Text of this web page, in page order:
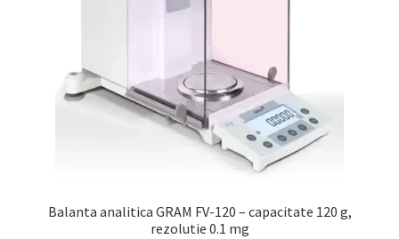
Balanta analitica GRAM FV-120 – capacitate 120 g,
rezolutie 0.1 mg